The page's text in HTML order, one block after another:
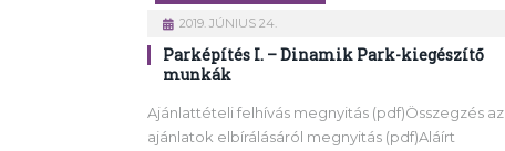
2019. JÚNIUS 24.
Parképítés I. – Dinamik Park-kiegészítő
munkák
Ajánlattételi felhívás megnyitás (pdf)Összegzés az
ajánlatok elbírálásáról megnyitás (pdf)Aláírt